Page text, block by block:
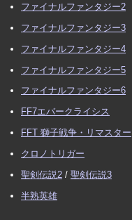
ファイナルファンタジー2
ファイナルファンタジー3
ファイナルファンタジー4
ファイナルファンタジー5
ファイナルファンタジー6
FF7エバークライシス
FFT 獅子戦争・リマスター
クロノトリガー
聖剣伝説2 / 聖剣伝説3
半熟英雄